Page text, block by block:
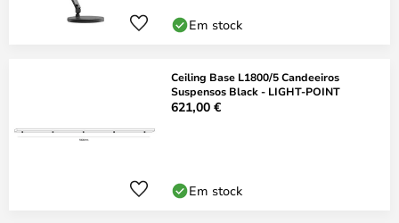
Em stock
Ceiling Base L1800/5 Candeeiros
Suspensos Black - LIGHT-POINT
621,00 €
Em stock